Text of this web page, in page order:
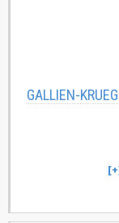
GALLIEN-